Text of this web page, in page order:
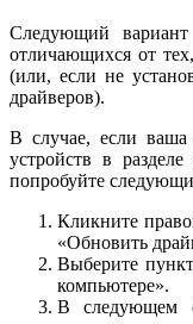
Следующий
отличающихся от
(или, если не
драйверов).
В случае, если ваша
устройств в
попробуйте
Кликните
«Обновить
Выберите
компьютере».
В следующем